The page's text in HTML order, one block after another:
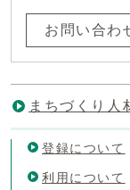
お問い合わ
まちづくり人
登録について
利用について